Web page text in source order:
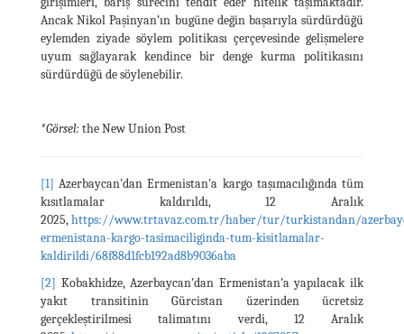
Ancak Nikol Paşinyan’ın bugüne değin başarıyla sürdürdüğü
eylemden ziyade söylem politikası çerçevesinde gelişmelere
uyum sağlayarak kendince bir denge kurma politikasını
sürdürdüğü de söylenebilir.
*Görsel: the New Union Post
[1] Azerbaycan'dan Ermenistan'a kargo taşımacılığında tüm
kısıtlamalar kaldırıldı, 12 Aralık
2025,https://www.trtavaz.com.tr/haber/tur/turkistandan/
ermenistana-kargo-tasimaciliginda-tum-kisitlamalar-
kaldirildi/68f88d1fcb192ad8b9036aba
[2] Kobakhidze, Azerbaycan’dan Ermenistan’a yapılacak ilk
yakıt transitinin Gürcistan üzerinden ücretsiz
gerçekleştirilmesi talimatını verdi, 12 Aralık